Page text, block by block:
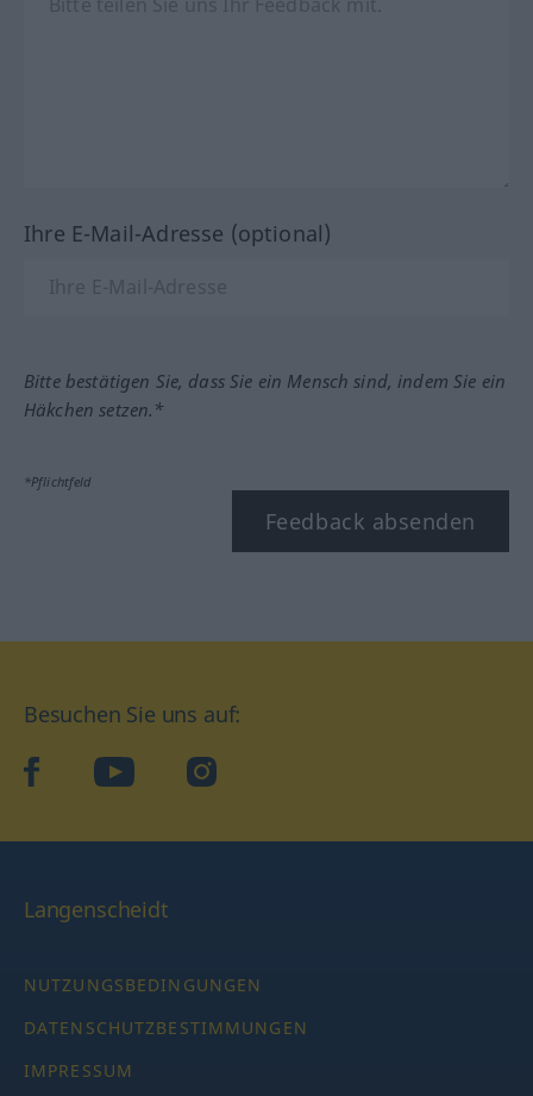
Ihre E-Mail-Adresse (optional)
Bitte bestätigen Sie, dass Sie ein Mensch sind, indem Sie ein
Häkchen setzen.*
*Pflichtfeld
Feedback absenden
Besuchen Sie uns auf:
facebookYouTube Instagram
Langenscheidt
NUTZUNGSBEDINGUNGEN
DATENSCHUTZBESTIMMUNGEN
IMPRESSUM